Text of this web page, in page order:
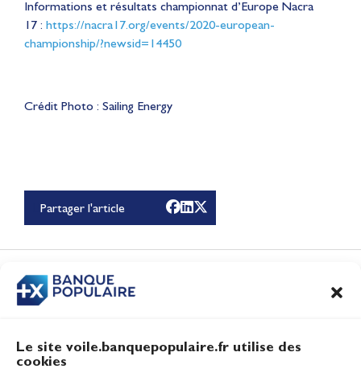
Le site voile.banquepopulaire.fr utilise des
cookies
Informations et résultats championnat d’Europe Nacra
17 : https://nacra17.org/events/2020-european-
championship/?newsid=14450
Crédit Photo : Sailing Energy
Partager l'article
CONTENUS
d'eau des Jeux
Olympiques 2028